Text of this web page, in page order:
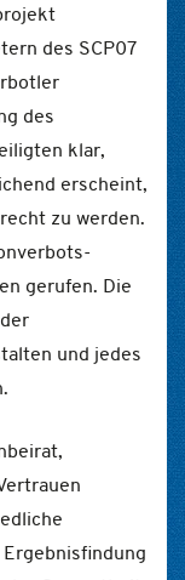
des SCP07
des
klar,
erscheint,
zu werden.
gerufen. Die
und jedes